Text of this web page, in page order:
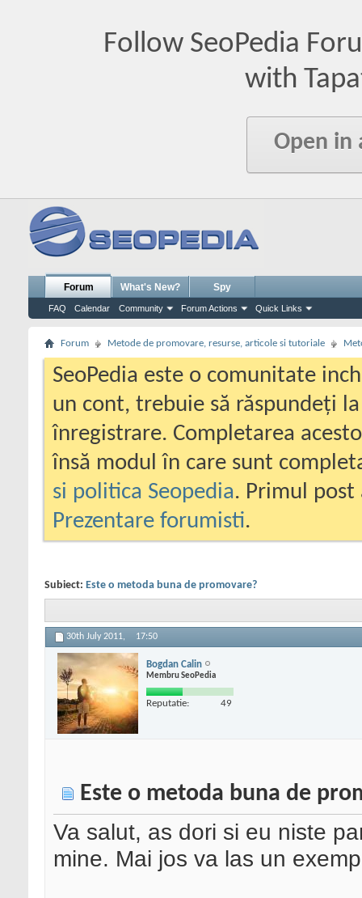
Follow SeoPedia
with
Open in
Forum
FAQ Calendar Community Forum Actions Quick Links
What's New? Spy
Forum Metode de promovare, resurse, articole si tutoriale
SeoPedia este o comunitate
un cont, trebuie să răspundeți
înregistrare. Completarea
însă modul în care sunt
si politica Seopedia. Primul
Prezentare forumisti.
Subiect: Este o metoda buna de promovare?
30th July 2011, 17:50
Bogdan Calin
Membru SeoPedia
Reputatie: 49
Este o metoda buna de
Va salut, as dori si eu niste
mine. Mai jos va las un